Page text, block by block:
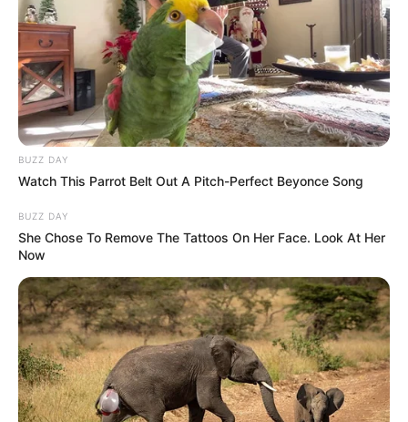
BUZZ DAY
Watch This Parrot Belt Out A Pitch-Perfect Beyonce Song
BUZZ DAY
She Chose To Remove The Tattoos On Her Face. Look At Her
Now